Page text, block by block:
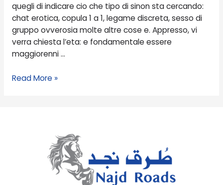
quegli di indicare cio che tipo di sinon sta cercando:
chat erotica, copula 1 a 1, legame discreta, sesso di
gruppo ovverosia molte altre cose e. Appresso, vi
verra chiesta l’eta: e fondamentale essere
maggiorenni …
Read More »